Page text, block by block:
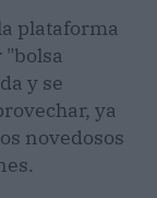
plataforma
"bolsa
y se
ya
novedosos